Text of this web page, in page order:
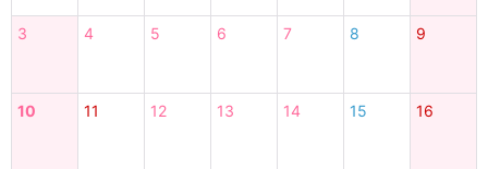
3 4 5 6 7 8 9
10 11 12 13 14 15 16